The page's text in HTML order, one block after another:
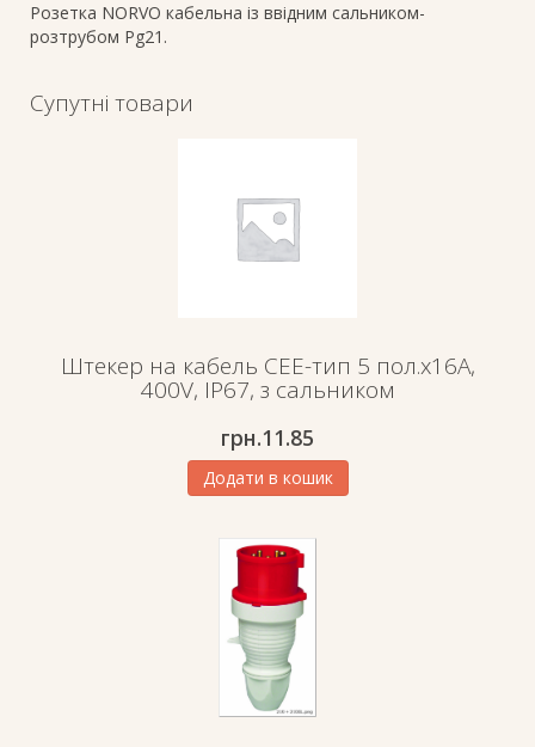
Розетка NORVO кабельна із ввідним сальником-
розтрубом Pg21.
Супутні товари
Штекер на кабель СЕЕ-тип 5 пол.х16А,
400V, IP67, з сальником
грн.11.85
Додати в кошик